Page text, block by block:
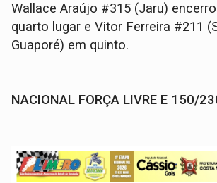
Wallace Araújo #315 (Jaru)
quarto lugar e Vitor Ferreira #211
Guaporé) em quinto.
NACIONAL FORÇA LIVRE E 150/